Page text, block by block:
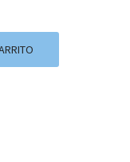
cantidad